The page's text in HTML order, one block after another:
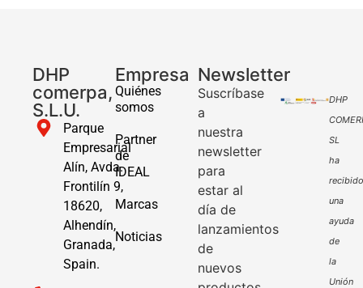
DHP
comerpa,
S.L.U.
Parque
Empresarial
Alín, Avda.
Frontilín 9,
18620,
Alhendín,
Granada,
Spain.
Empresa
Quiénes
somos
Partner
de
IDEAL
Marcas
Noticias
Newsletter
Suscríbase
a
nuestra
newsletter
para
estar al
día de
lanzamientos
de
nuevos
DHP
SL
ha
recibido
una
ayuda
de
la
Unión